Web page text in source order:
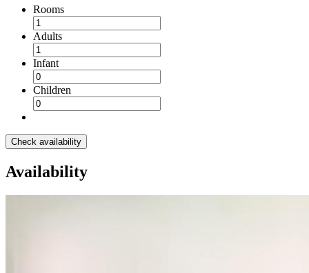
Rooms
Adults
Infant
Children
Check availability
Availability